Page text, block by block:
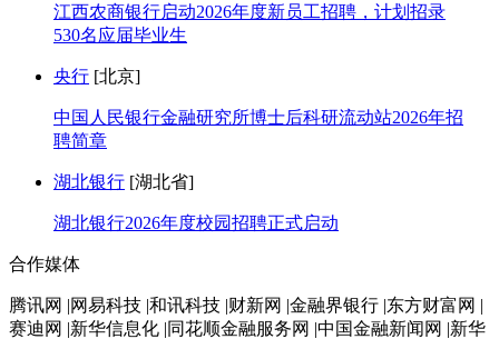
江西农商银行启动2026年度新员工招聘，计划招录
530名应届毕业生
央行 [北京]
中国人民银行金融研究所博士后科研流动站2026年招
聘简章
湖北银行 [湖北省]
湖北银行2026年度校园招聘正式启动
合作媒体
腾讯网 |网易科技 |和讯科技 |财新网 |金融界银行 |东方财富网 |
赛迪网 |新华信息化 |同花顺金融服务网 |中国金融新闻网 |新华